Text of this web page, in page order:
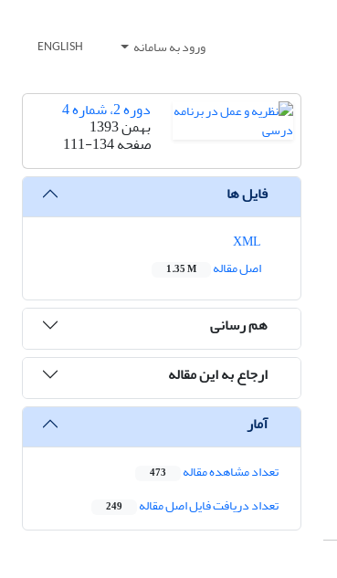
ورود به سامانه ENGLISH
دوره 2، شماره 4
بهمن 1393
صفحه111-134
فایل ها
اصل مقاله
1.35 M
هم رسانی
ارجاع به این مقاله
آمار
تعداد مشاهده مقاله 473
تعداد دریافت فایل اصل مقاله 249